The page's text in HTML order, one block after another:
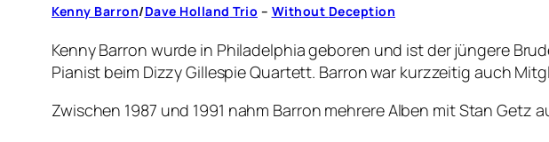
Kenny Barron/Dave Holland Trio – Without Deception
Kenny Barron wurde in Philadelphia geboren und ist der jüngere
Pianist beim Dizzy Gillespie Quartett. Barron war kurzzeitig auch
Zwischen 1987 und 1991 nahm Barron mehrere Alben mit Stan Getz